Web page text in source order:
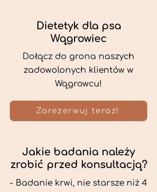
Dietetyk dla psa
Wągrowiec
Dołącz do grona naszych
zadowolonych klientów w
Wągrowcu!
Zarezerwuj teraz!
Jakie badania należy
zrobić przed konsultacją?
- Badanie krwi, nie starsze niż 4